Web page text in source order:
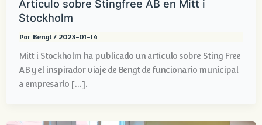
Artículo sobre Stingfree AB en Mitt i
Stockholm
Por Bengt / 2023-01-14
Mitt i Stockholm ha publicado un artículo sobre Sting Free
AB y el inspirador viaje de Bengt de funcionario municipal
a empresario [...].